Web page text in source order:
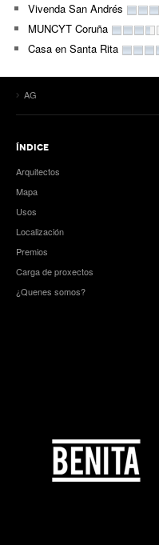
Vivenda San Andrés
MUNCYT Coruña
Casa en Santa Rita
AG
ÍNDICE
Arquitectos
Mapa
Usos
Localización
Premios
Carga de proxectos
¿Quenes somos?